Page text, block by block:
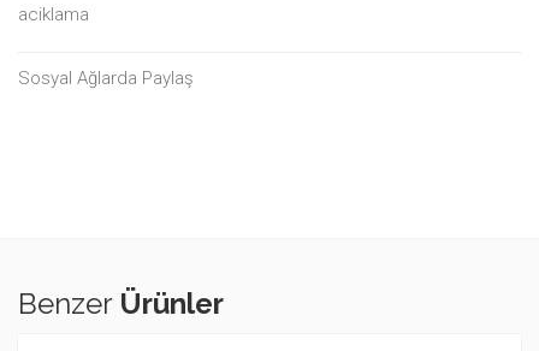
aciklama
Sosyal Ağlarda Paylaş
Benzer Ürünler